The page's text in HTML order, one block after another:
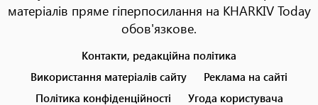
матеріалів пряме гіперпосилання на KHARKIV Today
обов'язкове.
menu
Контакти, редакційна політика
Використання матеріалів сайту
Реклама на сайті
Політика конфіденційності
Угода користувача